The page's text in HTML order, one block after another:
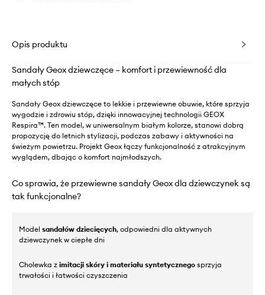
Opis produktu
Sandały Geox dziewczęce – komfort i przewiewność dla
małych stóp
Sandały Geox dziewczęce to lekkie i przewiewne obuwie, które sprzyja
wygodzie i zdrowiu stóp, dzięki innowacyjnej technologii GEOX
Respira™. Ten model, w uniwersalnym białym kolorze, stanowi dobrą
propozycję do letnich stylizacji, podczas zabawy i aktywności na
świeżym powietrzu. Projekt Geox łączy funkcjonalność z atrakcyjnym
wyglądem, dbając o komfort najmłodszych.
Co sprawia, że przewiewne sandały Geox dla dziewczynek są
tak funkcjonalne?
Model sandałów dziecięcych, odpowiedni dla aktywnych
dziewczynek w ciepłe dni
Cholewka z imitacji skóry i materiału syntetycznego sprzyja
trwałości i łatwości czyszczenia